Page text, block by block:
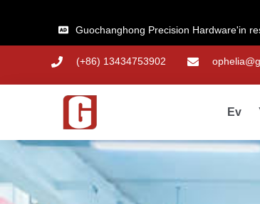
Guochanghong Precision Hardware'in
(+86) 13434753902
Ev